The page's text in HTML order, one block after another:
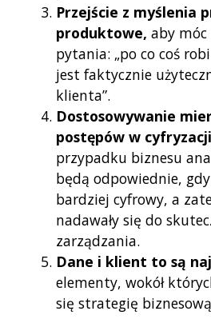
Przejście z myślenia
produktowe, aby
pytania: „po co coś
jest faktycznie
klienta”.
Dostosowywanie
postępów w
przypadku biznesu
będą odpowiednie,
bardziej cyfrowy, a
nadawały się do
zarządzania.
Dane i klient to są
elementy, wokół
się strategię